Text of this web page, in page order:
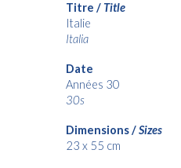
Titre / Title
Italie
Italia
Date
Années 30
30s
Dimensions /Sizes
23 x 55 cm